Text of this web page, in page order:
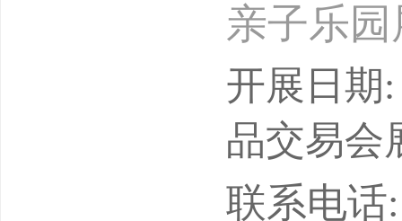
亲子乐
展，广
展、轨
设施展、
开展日期
品交易会
联系电话